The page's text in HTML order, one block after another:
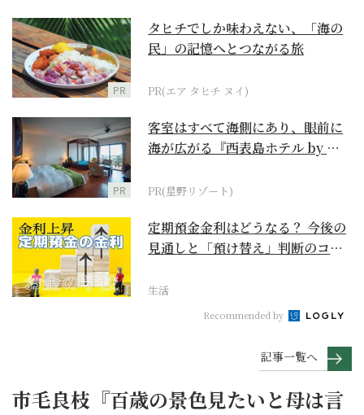
PR
タヒチでしか味わえない、「海の
民」の記憶へとつながる旅
PR(エア タヒチ ヌイ)
PR
客室はすべて海側にあり、眼前に
海が広がる『西表島ホテル by 星
PR(星野リゾート)
定期預金金利はどうなる？ 今後の
見通しと「預け替え」判断のコツ
生活
Recommended by
記事一覧へ
市毛良枝『百歳の景色見たいと母は言